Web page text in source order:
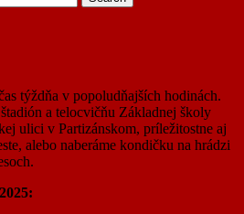
týždňa v popoludňajších hodinách.
a telocvičňu Základnej školy
ulici v Partizánskom, príležitostne aj
alebo naberáme kondičku na hrádzi